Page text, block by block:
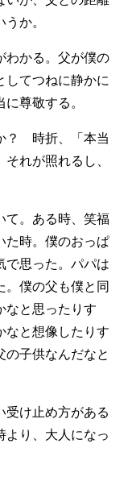
か。
わかる。父が僕の
してつねに静かに
尊敬する。
？ 時折、「本当
れが照れるし、
て。ある時、笑福
た時。僕のおっぱ
で思った。パパは
。僕の父も僕と同
なと思ったりす
なと想像したりす
の子供なんだなと
受け止め方がある
より、大人になっ